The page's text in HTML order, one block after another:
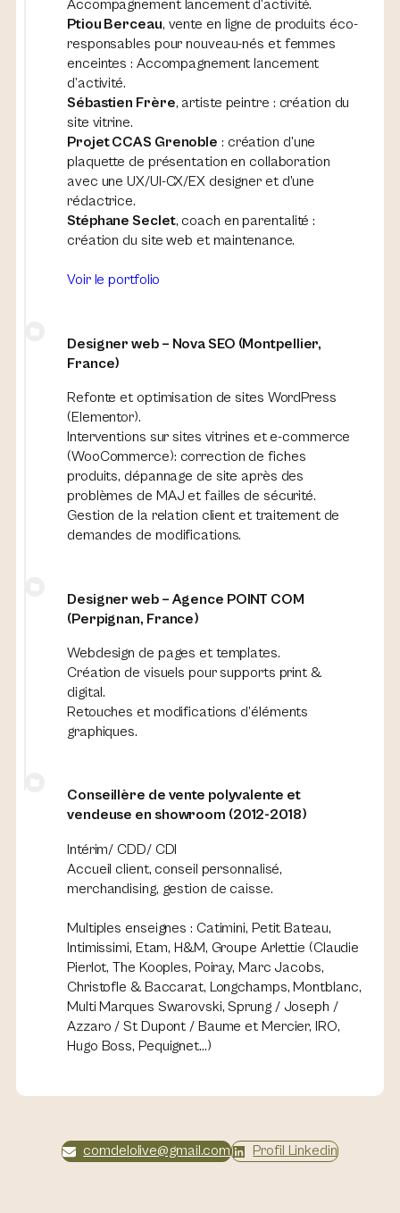
Accompagnement lancement d’activité.
Ptiou Berceau, vente en ligne de produits éco-
responsables pour nouveau-nés et femmes
enceintes : Accompagnement lancement
d’activité.
Sébastien Frère, artiste peintre : création du
site vitrine.
Projet CCAS Grenoble : création d’une
plaquette de présentation en collaboration
avec une UX/UI-CX/EX designer et d’une
rédactrice.
Stéphane Seclet, coach en parentalité :
création du site web et maintenance.
Voir le portfolio
Designer web – Nova SEO (Montpellier,
France)
Refonte et optimisation de sites WordPress
(Elementor).
Interventions sur sites vitrines et e-commerce
(WooCommerce): correction de fiches
produits, dépannage de site après des
problèmes de MAJ et failles de sécurité.
Gestion de la relation client et traitement de
demandes de modifications.
Designer web – Agence POINT COM
(Perpignan, France)
Webdesign de pages et templates.
Création de visuels pour supports print &
digital.
Retouches et modifications d’éléments
graphiques.
Conseillère de vente polyvalente et
vendeuse en showroom (2012-2018)
Intérim/ CDD/ CDI
Accueil client, conseil personnalisé,
merchandising, gestion de caisse.
Multiples enseignes : Catimini, Petit Bateau,
Intimissimi, Etam, H&M, Groupe Arlettie (Claudie
Pierlot, The Kooples, Poiray, Marc Jacobs,
Christofle & Baccarat, Longchamps, Montblanc,
Multi Marques Swarovski, Sprung / Joseph /
Azzaro / St Dupont / Baume et Mercier, IRO,
Hugo Boss, Pequignet…)
comdelolive@gmail.com Profil Linkedin